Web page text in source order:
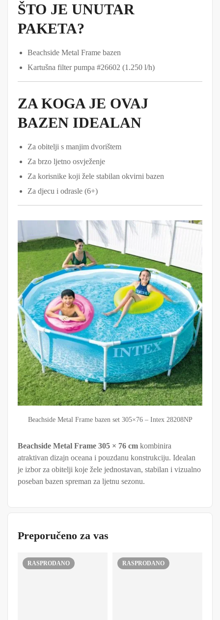
ŠTO JE UNUTAR
PAKETA?
Beachside Metal Frame bazen
Kartušna filter pumpa #26602 (1.250 l/h)
ZA KOGA JE OVAJ
BAZEN IDEALAN
Za obitelji s manjim dvorištem
Za brzo ljetno osvježenje
Za korisnike koji žele stabilan okvirni bazen
Za djecu i odrasle (6+)
Beachside Metal Frame bazen set 305×76 – Intex 28208NP
Beachside Metal Frame 305 × 76 cm kombinira
atraktivan dizajn oceana i pouzdanu konstrukciju. Idealan
je izbor za obitelji koje žele jednostavan, stabilan i vizualno
poseban bazen spreman za ljetnu sezonu.
Preporučeno za vas
RASPRODANO RASPRODANO